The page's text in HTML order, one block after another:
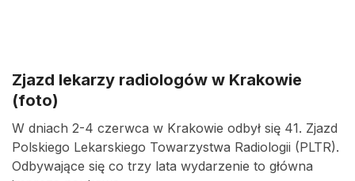
Zjazd lekarzy radiologów w Krakowie
(foto)
W dniach 2-4 czerwca w Krakowie odbył się 41. Zjazd
Polskiego Lekarskiego Towarzystwa Radiologii (PLTR).
Odbywające się co trzy lata wydarzenie to główna